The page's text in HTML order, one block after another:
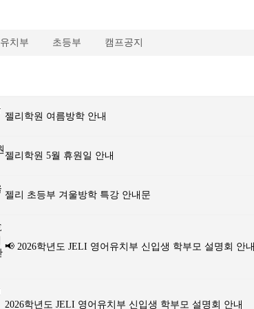
유치부 초등부 캠프공지
젤리학원 여름방학 안내
젤리학원 5월 휴원일 안내
젤리 초등부 겨울방학 특강 안내문
📢 2026학년도 JELI 영어유치부 신입생 학부모 설명회 안내
2026학년도 JELI 영어유치부 신입생 학부모 설명회 안내